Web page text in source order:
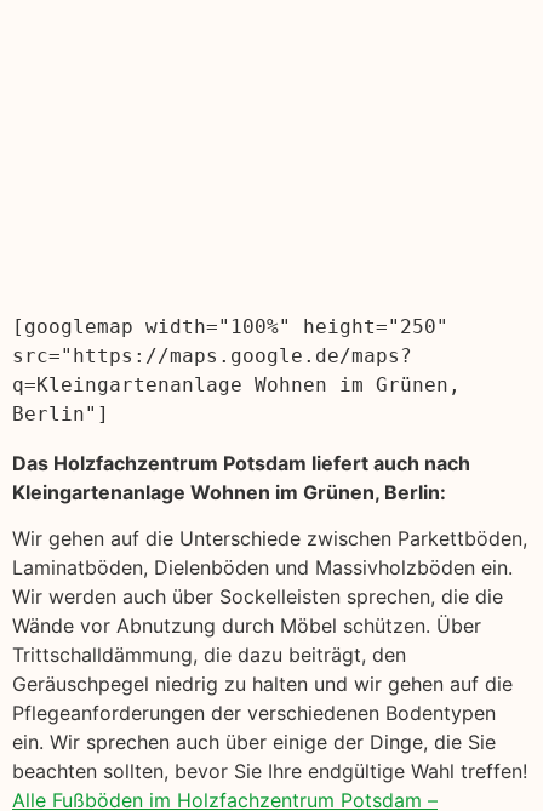
[googlemap width="100%" height="250"
src="https://maps.google.de/maps?
q=Kleingartenanlage Wohnen im Grünen,
Berlin"]
Das Holzfachzentrum Potsdam liefert auch nach
Kleingartenanlage Wohnen im Grünen, Berlin:
Wir gehen auf die Unterschiede zwischen Parkettböden,
Laminatböden, Dielenböden und Massivholzböden ein.
Wir werden auch über Sockelleisten sprechen, die die
Wände vor Abnutzung durch Möbel schützen. Über
Trittschalldämmung, die dazu beiträgt, den
Geräuschpegel niedrig zu halten und wir gehen auf die
Pflegeanforderungen der verschiedenen Bodentypen
ein. Wir sprechen auch über einige der Dinge, die Sie
beachten sollten, bevor Sie Ihre endgültige Wahl treffen!
Alle Fußböden im Holzfachzentrum Potsdam –